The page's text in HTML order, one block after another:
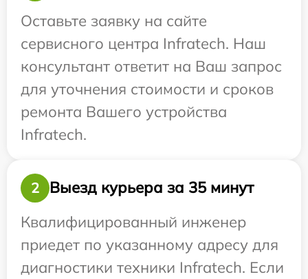
Оставьте заявку на сайте
сервисного центра Infratech. Наш
консультант ответит на Ваш запрос
для уточнения стоимости и сроков
ремонта Вашего устройства
Infratech.
2
Выезд курьера за 35 минут
Квалифицированный инженер
приедет по указанному адресу для
диагностики техники Infratech. Если